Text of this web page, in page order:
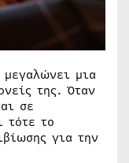
μια
της. Όταν
σε
τότε το
για την